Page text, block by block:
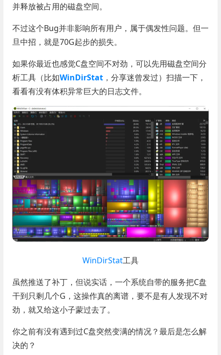
并释放被占用的磁盘空间。
不过这个Bug并非影响所有用户，属于偶发性问题。但一
旦中招，就是70G起步的损失。
如果你最近也感觉C盘空间不对劲，可以先用磁盘空间分
析工具（比如WinDirStat，分享迷曾发过）扫描一下，
看看有没有体积异常巨大的日志文件。
WinDirStat工具
虽然推送了补丁，但说实话，一个系统自带的服务把C盘
干到只剩几个G，这操作真的离谱，要不是有人发现不对
劲，就又给这小子蒙过去了。
你之前有没有遇到过C盘突然变满的情况？最后是怎么解
决的？